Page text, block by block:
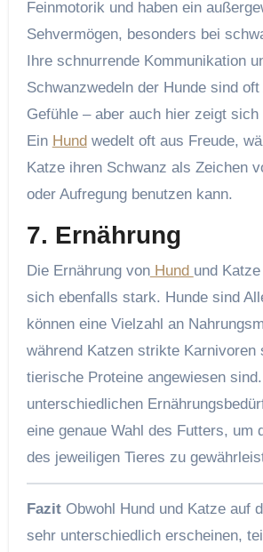
Feinmotorik und haben ein
Sehvermögen, besonders bei
Ihre schnurrende Kommunikation
Schwanzwedeln der Hunde sind
Gefühle – aber auch hier zeigt
Ein Hund wedelt oft aus Freude,
Katze ihren Schwanz als Zeichen
oder Aufregung benutzen kann.
7. Ernährung
Die Ernährung vonHund und
sich ebenfalls stark. Hunde sind
können eine Vielzahl an
während Katzen strikte Karnivoren
tierische Proteine angewiesen
unterschiedlichen
eine genaue Wahl des Futters, um
des jeweiligen Tieres zu
FazitObwohl Hund und Katze auf
sehr unterschiedlich erscheinen,